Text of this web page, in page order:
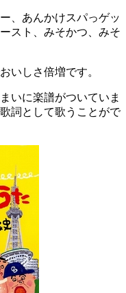
、あんかけスパっゲッ
スト、みそかつ、みそ
いしさ倍増です。
いに楽譜がついていま
詞として歌うことがで